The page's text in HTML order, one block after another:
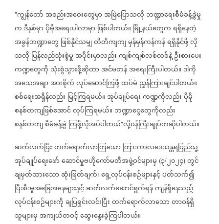
"ကျွန်တော်အစည်းအဝေးတွေမှာအမြဲပြောသလို ဘဏ္ဍာရေးစီမံခန့်ခွဲမှု
ကဒီနှစ်မှာပိုမိုအရေးပါလာမှာဖြစ်ပါတယ်။ မြို့နယ်တွေကရရှိနေတဲ့
အခွန်ဘဏ္ဍာတွေ ဖြစ်နိုင်သမျှတိတိကျကျမှန်မှန်ကန်ကန်ရရှိနိုင်ဖို့လို
သလို ပြန်လည်သုံးစွဲမှုအပိုင်းမှာလည်းကျစ်ကျစ်လစ်လစ်နဲ့ဦးစားပေး
ကဏ္ဍတွေကို သုံးစွဲသွားဖို့ဆိုတာအင်မတန်အရေးကြီးပါတယ်။ဒါကို
အသေအချာအားစိုက်လုပ်ဆောင်ကြဖို့ထပ်မံ ညွှန်ကြားချင်ပါတယ်။
စစ်ရေးအရှိန်လည်း မြှင့်ကြရမယ်။အုပ်ချုပ်ရေးကဏ္ဍကိုလည်းပိုမို
စနစ်တကျဖြစ်အောင်လုပ်ကြရမယ်။ ဘဏ္ဍာငွေတွေကိုလည်း
စနစ်တကျစီမံခန့်ခွဲ ကြဖို့လိုအပ်ပါတယ်"လို့ဝန်ကြီးချုပ်ကဆိုပါတယ်။
ဆက်လက်ပြီးတက်ရောက်လာကြသောကြားကာလဒေသန္တရပြည်သူ့
အုပ်ချုပ်ရေးဖော်ဆောင်မှုဗဟိုကော်မတီအဖွဲ့ဝင်များမှ (၃/၂၀၂၄) တွင်
ချမှတ်ထားသောဆုံးဖြတ်ချက်၊ရှေ့လုပ်ငန်းစဉ်များနှင့်ပတ်သက်၍
ပြီးစီးမှုအခြေအနေများနှင့်ဆက်လက်ဆောင်ရွက်ရန်ကျန်ရှိနေသည့်
လုပ်ငန်းစဉ်များကိုချပြရှင်းလင်းပြီးတက်ရောက်လာသောတာဝန်ရှိ
သူများမှအကျယ်တဝင့်ဆွေးနွေးခဲ့ကြပါတယ်။